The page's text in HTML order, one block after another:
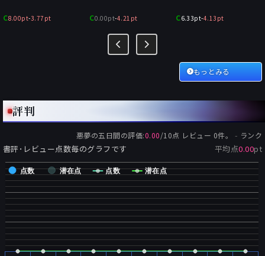
C8.00pt-3.77pt C0.00pt-4.21pt C6.33pt-4.13pt
もっとみる
評判
悪夢の五日間の評価:0.00/10点 レビュー 0件。 - ランク
書評･レビュー点数毎のグラフです 平均点0.00pt
点数 潜在点 点数 潜在点